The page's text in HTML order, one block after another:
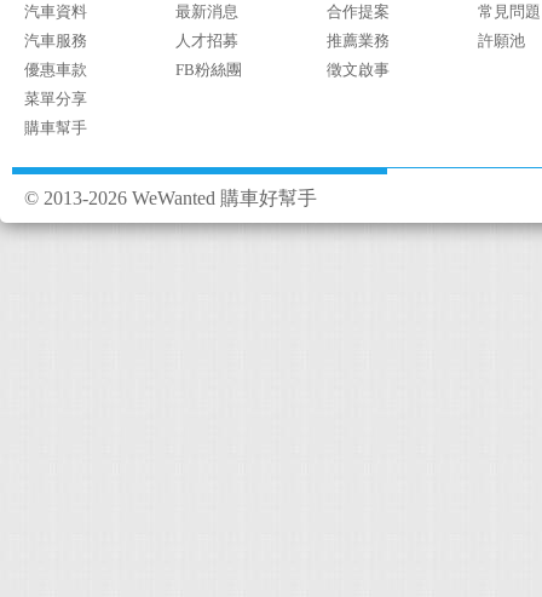
汽車資料
汽車服務
優惠車款
菜單分享
購車幫手
最新消息
人才招募
FB粉絲團
合作提案
推薦業務
徵文啟事
常見問題
許願池
© 2013-2026 WeWanted 購車好幫手